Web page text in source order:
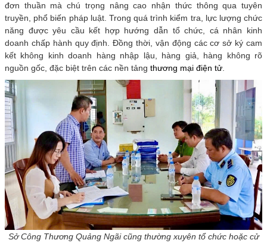
đơn thuần mà chú trọng nâng cao nhận thức thông qua tuyên
truyền, phổ biến pháp luật. Trong quá trình kiểm tra, lực lượng chức
năng được yêu cầu kết hợp hướng dẫn tổ chức, cá nhân kinh
doanh chấp hành quy định. Đồng thời, vận động các cơ sở ký cam
kết không kinh doanh hàng nhập lậu, hàng giả, hàng không rõ
nguồn gốc, đặc biệt trên các nền tảng thương mại điện tử.
Sở Công Thương Quảng Ngãi cũng thường xuyên tổ chức hoặc cử